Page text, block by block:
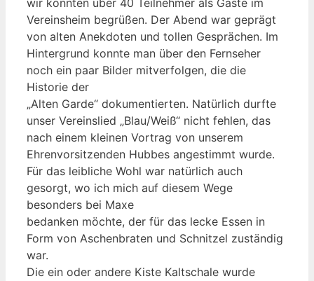
wir konnten über 40 Teilnehmer als Gäste im
Vereinsheim begrüßen. Der Abend war geprägt
von alten Anekdoten und tollen Gesprächen. Im
Hintergrund konnte man über den Fernseher
noch ein paar Bilder mitverfolgen, die die
Historie der
„Alten Garde“ dokumentierten. Natürlich durfte
unser Vereinslied „Blau/Weiß“ nicht fehlen, das
nach einem kleinen Vortrag von unserem
Ehrenvorsitzenden Hubbes angestimmt wurde.
Für das leibliche Wohl war natürlich auch
gesorgt, wo ich mich auf diesem Wege
besonders bei Maxe
bedanken möchte, der für das lecke Essen in
Form von Aschenbraten und Schnitzel zuständig
war.
Die ein oder andere Kiste Kaltschale wurde